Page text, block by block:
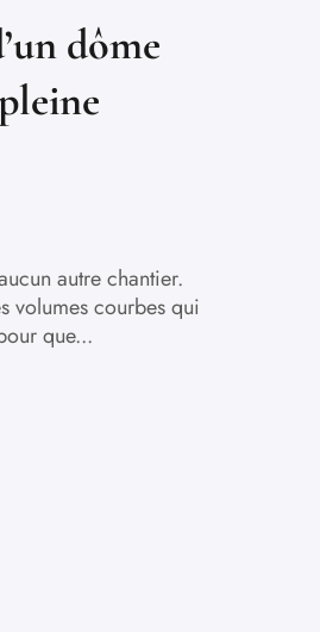
dôme
autre chantier.
volumes courbes qui
que...